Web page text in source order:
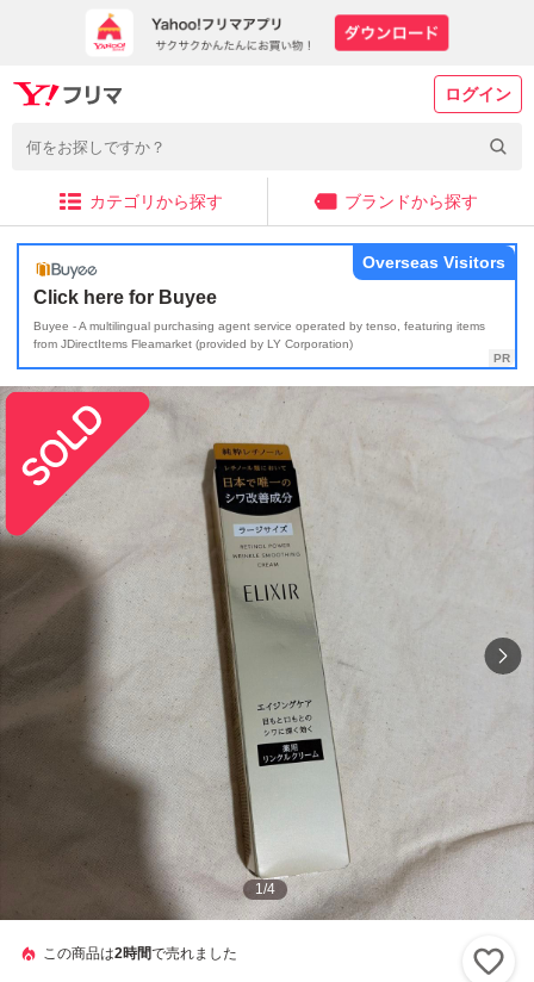
ログイン
カテゴリから探す ブランドから探す
Click here for Buyee
Buyee - A multilingual purchasing agent service operated by tenso, featuring items
from JDirectItems Fleamarket (provided by LY Corporation)
Overseas Visitors
1/4
この商品は2時間で売れました